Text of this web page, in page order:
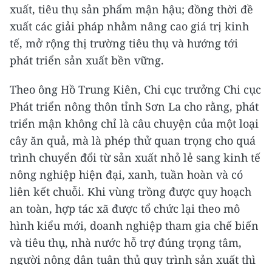
xuất, tiêu thụ sản phẩm mận hậu; đồng thời đề
xuất các giải pháp nhằm nâng cao giá trị kinh
tế, mở rộng thị trường tiêu thụ và hướng tới
phát triển sản xuất bền vững.
Theo ông Hồ Trung Kiên, Chi cục trưởng Chi cục
Phát triển nông thôn tỉnh Sơn La cho rằng, phát
triển mận không chỉ là câu chuyện của một loại
cây ăn quả, mà là phép thử quan trọng cho quá
trình chuyển đổi từ sản xuất nhỏ lẻ sang kinh tế
nông nghiệp hiện đại, xanh, tuần hoàn và có
liên kết chuỗi. Khi vùng trồng được quy hoạch
an toàn, hợp tác xã được tổ chức lại theo mô
hình kiểu mới, doanh nghiệp tham gia chế biến
và tiêu thụ, nhà nước hỗ trợ đúng trọng tâm,
người nông dân tuân thủ quy trình sản xuất thì